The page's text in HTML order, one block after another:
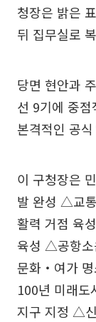
청장은 밝은
뒤 집무실로
당면 현안과
선 9기에 중
본격적인 공
이 구청장은
발 완성 △교
활력 거점 육
육성 △공항소
문화‧여가
100년 미래
지구 지정 △